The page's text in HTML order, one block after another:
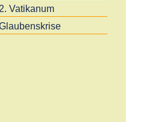
2. Vatikanum